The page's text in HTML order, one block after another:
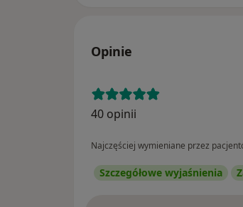
Opinie
40 opinii
Najczęściej wymieniane przez
Szczegółowe wyjaśnienia